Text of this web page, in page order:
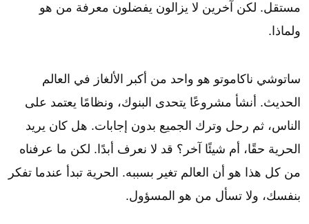
مستقل. لكن آخرين لا يزالون يفضلون معرفة من هو
ولماذا.
ساتوشي ناكاموتو هو واحد من أكبر الألغاز في العالم
الحديث. أنشأ مشروعًا يتحدى البنوك، ونظامًا يعتمد على
الناس، ثم رحل وترك الجميع بدون إجابات. هل كان يريد
الحرية حقًا، أم شيئًا آخر؟ قد لا نعرف أبدًا. لكن ما عرفناه
من كل هذا هو أن العالم تغير بسببه. الحرية تبدأ عندما تفكر
بنفسك، ولا تسأل من هو المسؤول.